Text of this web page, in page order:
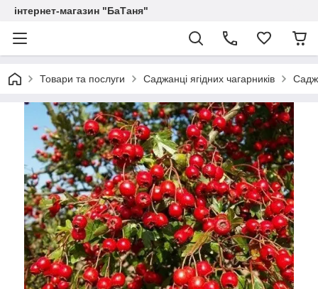
інтернет-магазин "БаТаня"
Товари та послуги Саджанці ягідних чагарників